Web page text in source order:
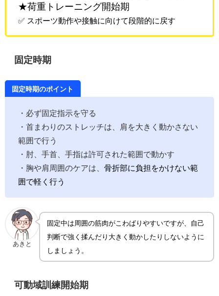
★荷重トレーニング開始期
✅ スポーツ動作や接触に向けて段階的に戻す
固定時期
固定時期のポイント
・必ず固定指示を守る
・首まわりのストレッチは、肩を大きく動かさない
範囲で行う
・肘、手首、手指は許可された範囲で動かす
・胸や肩周囲のケアは、 骨折部に負担をかけない範
囲で軽く行う
あきと
固定中は周囲の筋肉がこわばりやすいですが、自己
判断で強く揉んだり大きく動かしたりしないように
しましょう。
可動域訓練開始期